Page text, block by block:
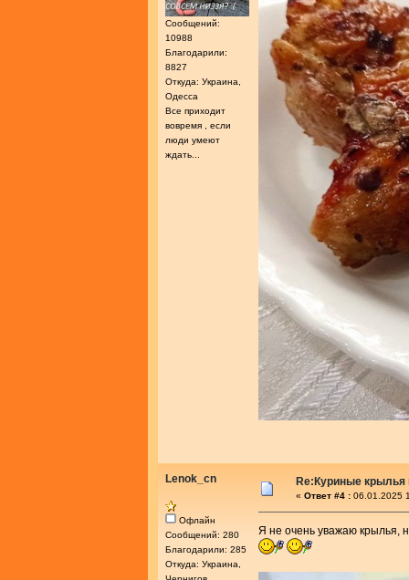
Сообщений:
10988
Благодарили:
8827
Откуда: Украина,
Одесса
Все приходит
вовремя , если
люди умеют
ждать...
Lenok_cn
Офлайн
Сообщений: 280
Благодарили: 285
Откуда: Украина,
Re:Куриные крылья
« Ответ #4 : 06.01.2025
Я не очень уважаю крылья,